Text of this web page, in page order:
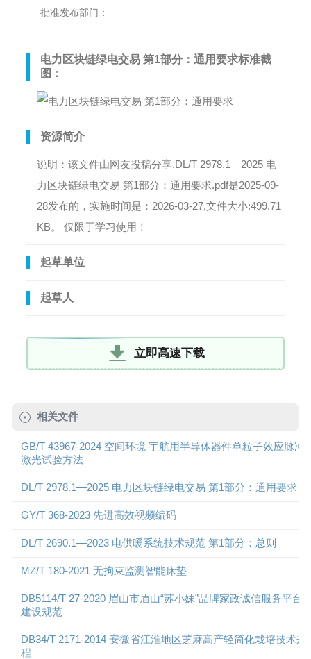
会（CEC/TC 38）
批准发布部门：
电力区块链绿电交易 第1部分：通用要求标准截
图：
资源简介
说明：该文件由网友投稿分享,DL/T 2978.1—2025 电
力区块链绿电交易 第1部分：通用要求.pdf是2025-09-
28发布的，实施时间是：2026-03-27,文件大小:499.71
KB。 仅限于学习使用！
起草单位
起草人
立即高速下载
相关文件
GB/T 43967-2024 空间环境 宇航用半导体器件单粒子效应脉冲
激光试验方法
DL/T 2978.1—2025 电力区块链绿电交易 第1部分：通用要求
GY/T 368-2023 先进高效视频编码
DL/T 2690.1—2023 电供暖系统技术规范 第1部分：总则
MZ/T 180-2021 无拘束监测智能床垫
DB5114/T 27-2020 眉山市眉山“苏小妹”品牌家政诚信服务平台
建设规范
DB34/T 2171-2014 安徽省江淮地区芝麻高产轻简化栽培技术规
程